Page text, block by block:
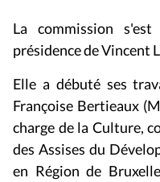
La commission
présidence de Vincent
Elle a débuté ses
Françoise Bertieaux
charge de la Culture,
des Assises du
en Région de